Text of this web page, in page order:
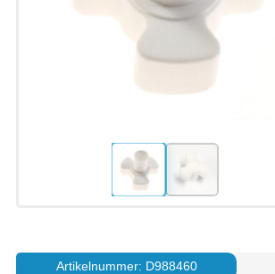
Artikelnummer: D988460